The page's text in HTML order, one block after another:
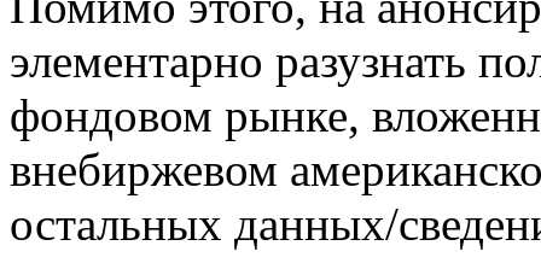
элементарно разузнать
фондовом рынке,
внебиржевом
остальных данных/